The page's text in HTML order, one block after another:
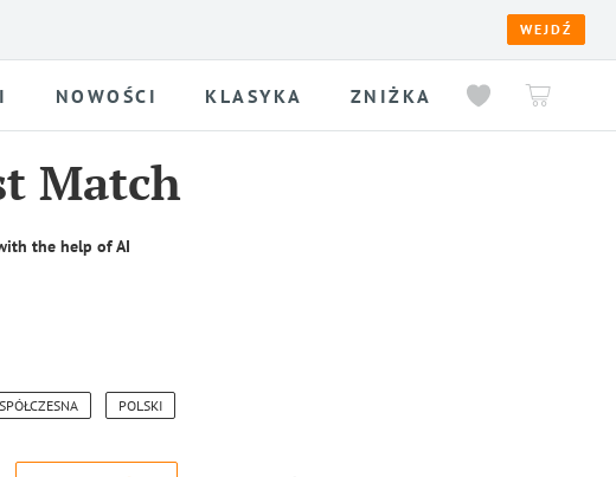
WEJDŹ
NOWOŚCI KLASYKA ZNIŻKA
Match
the help of AI
POLSKI